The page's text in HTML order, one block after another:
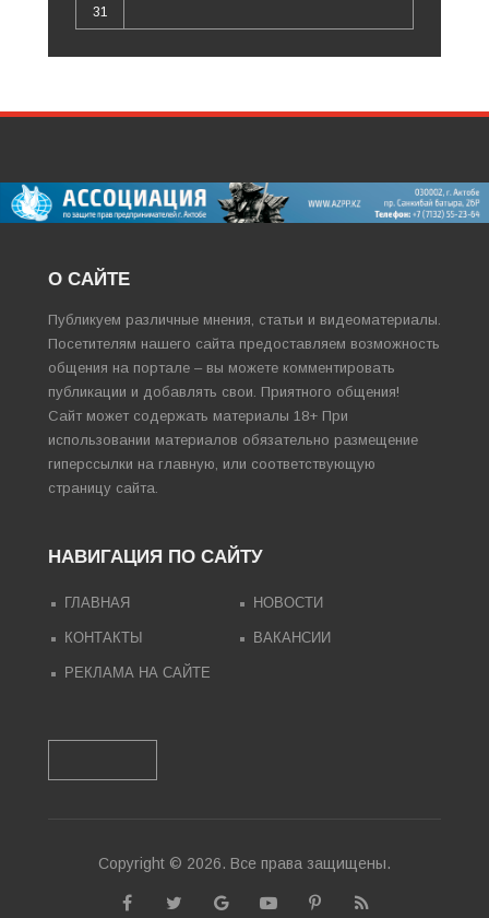
31
О САЙТЕ
Публикуем различные мнения, статьи и видеоматериалы.
Посетителям нашего сайта предоставляем возможность
общения на портале – вы можете комментировать
публикации и добавлять свои. Приятного общения!
Сайт может содержать материалы 18+ При
использовании материалов обязательно размещение
гиперссылки на главную, или соответствующую
страницу сайта.
НАВИГАЦИЯ ПО САЙТУ
ГЛАВНАЯ НОВОСТИ
КОНТАКТЫ ВАКАНСИИ
РЕКЛАМА НА САЙТЕ
Copyright © 2026. Все права защищены.